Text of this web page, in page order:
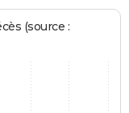
(source :